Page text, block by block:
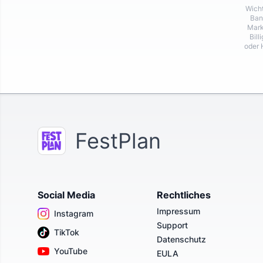
oder
FestPlan
Social Media
Instagram
TikTok
YouTube
Rechtliches
Impressum
Support
Datenschutz
EULA